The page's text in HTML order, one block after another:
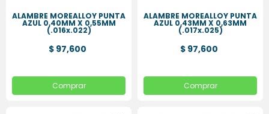
ALAMBRE MOREALLOY PUNTA
AZUL 0,40MM X 0,55MM
(.016x.022)
$ 97,600
Comprar
ALAMBRE MOREALLOY PUNTA
AZUL 0,43MM X 0,63MM
(.017x.025)
$ 97,600
Comprar